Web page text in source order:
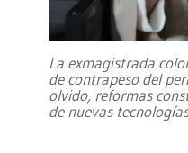
La exmagistrada
de contrapeso del
olvido, reformas
de nuevas tecnologías